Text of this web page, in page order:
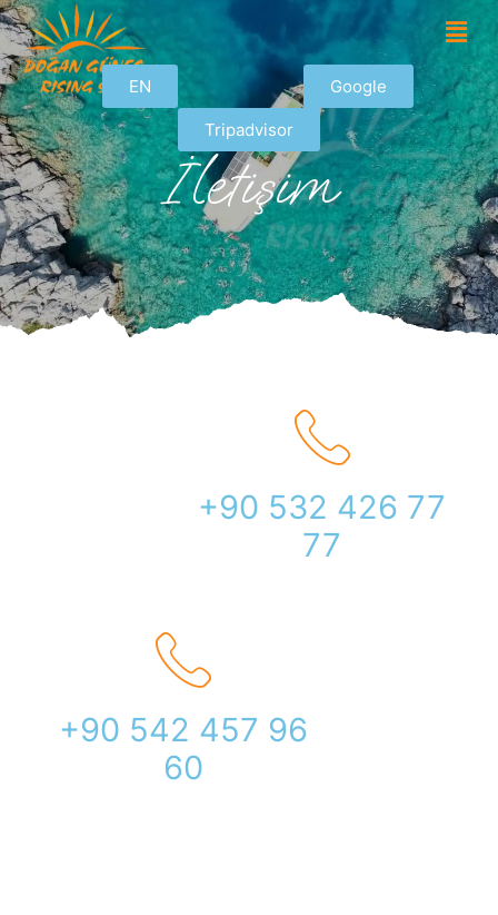
EN Google
Tripadvisor
İletişim
+90 532 426 77
77
+90 542 457 96
60